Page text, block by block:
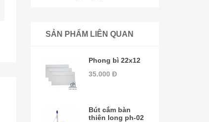
SẢN PHẨM LIÊN QUAN
Phong bì 22x12
35.000 Đ
Bút cắm bàn
thiên long ph-02